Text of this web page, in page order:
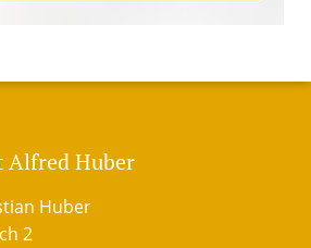
Alfred Huber
Huber
2